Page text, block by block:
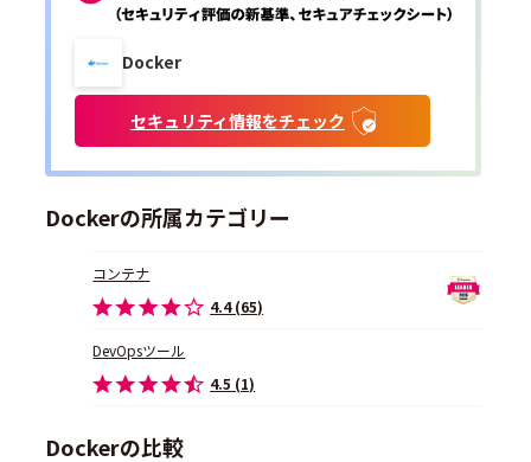
Docker
セキュリティ情報をチェック
Dockerの所属カテゴリー
コンテナ
4.4 (65)
DevOpsツール
4.5 (1)
Dockerの比較